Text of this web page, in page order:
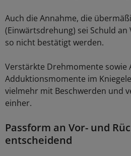
Auch die Annahme, die
(Einwärtsdrehung) sei Schuld
so nicht bestätigt werden.
Verstärkte Drehmomente sowie
Adduktionsmomente im
vielmehr mit Beschwerden und
einher.
Passform an Vor- und
entscheidend